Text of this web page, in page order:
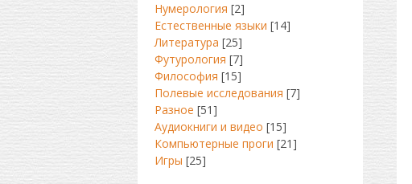
Нумерология [2]
Естественные языки [14]
Литература [25]
Футурология [7]
Философия [15]
Полевые исследования [7]
Разное [51]
Аудиокниги и видео [15]
Компьютерные проги [21]
Игры [25]